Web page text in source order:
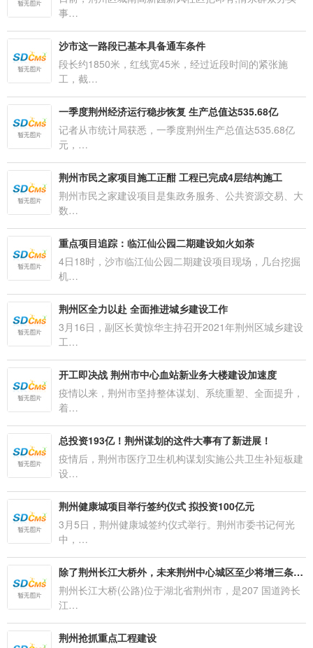
事…
沙市这一路段已基本具备通车条件
段长约1850米，红线宽45米，经过近段时间的紧张施
工，截…
一季度荆州经济运行稳步恢复 生产总值达535.68亿
记者从市统计局获悉，一季度荆州生产总值达535.68亿
元，…
荆州市民之家项目施工正酣 工程已完成4层结构施工
荆州市民之家建设项目是集政务服务、公共资源交易、大
数…
重点项目追踪：临江仙公园二期建设如火如荼
4日18时，沙市临江仙公园二期建设项目现场，几台挖掘
机…
荆州区全力以赴 全面推进城乡建设工作
3月16日，副区长黄惊华主持召开2021年荆州区城乡建设
工…
开工即决战 荆州市中心血站新业务大楼建设加速度
疫情以来，荆州市坚持整体谋划、系统重塑、全面提升，
着…
总投资193亿！荆州谋划的这件大事有了新进展！
疫情后，荆州市医疗卫生机构谋划实施公共卫生补短板建
设…
荆州健康城项目举行签约仪式 拟投资100亿元
3月5日，荆州健康城签约仪式举行。荆州市委书记何光
中，…
除了荆州长江大桥外，未来荆州中心城区至少将增三条过江通道
荆州长江大桥(公路)位于湖北省荆州市，是207 国道跨长
江…
荆州抢抓重点工程建设